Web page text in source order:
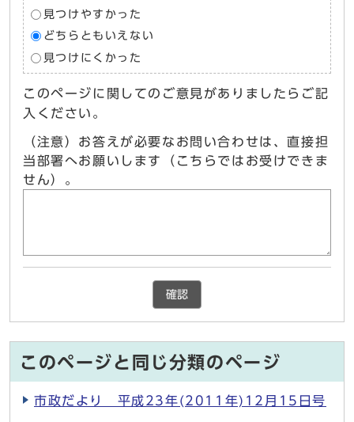
見つけやすかった
どちらともいえない
見つけにくかった
このページに関してのご意見がありましたらご記
入ください。
（注意）お答えが必要なお問い合わせは、直接担
当部署へお願いします（こちらではお受けできま
せん）。
確認
このページと同じ分類のページ
市政だより 平成23年(2011年)12月15日号